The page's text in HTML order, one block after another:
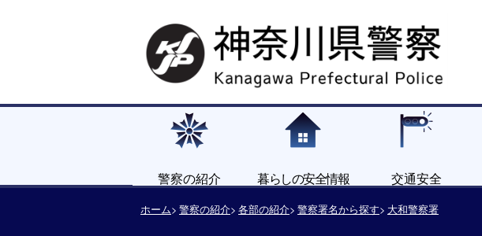
警察の紹介 暮らしの安全情報 交通安全
ホーム 警察の紹介 各部の紹介 警察署名から探す 大和警察署